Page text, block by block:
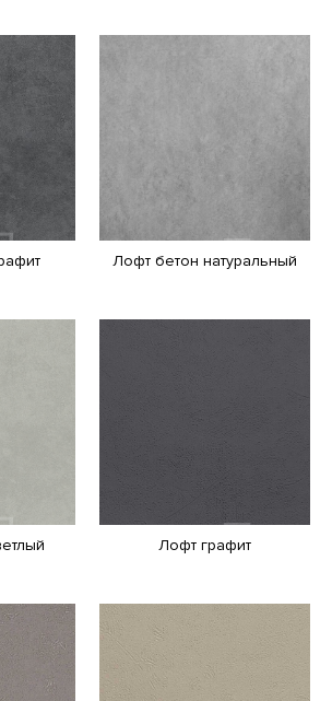
Лофт бетон натуральный
Лофт графит